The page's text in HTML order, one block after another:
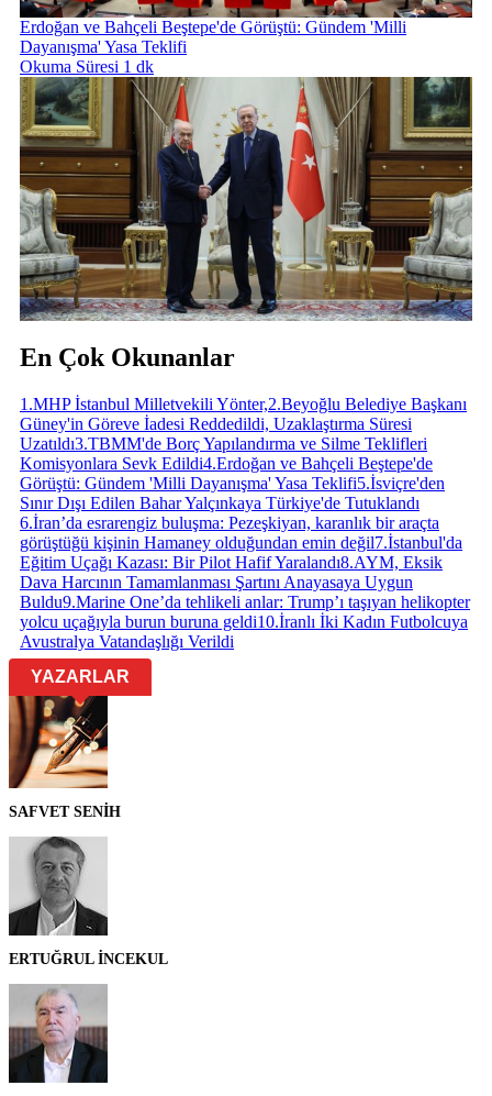
Erdoğan ve Bahçeli Beştepe'de Görüştü: Gündem 'Milli
Dayanışma' Yasa Teklifi
Okuma Süresi 1 dk
En Çok Okunanlar
1 .MHP İstanbul Milletvekili Yönter,2.Beyoğlu Belediye Başkanı
Güney'in Göreve İadesi Reddedildi, Uzaklaştırma Süresi
Uzatıldı3.TBMM'de Borç Yapılandırma ve Silme Teklifleri
Komisyonlara Sevk Edildi4.Erdoğan ve Bahçeli Beştepe'de
Görüştü: Gündem 'Milli Dayanışma' Yasa Teklifi5.İsviçre'den
Sınır Dışı Edilen Bahar Yalçınkaya Türkiye'de Tutuklandı
6.İran’da esrarengiz buluşma: Pezeşkiyan, karanlık bir araçta
görüştüğü kişinin Hamaney olduğundan emin değil7.İstanbul'da
Eğitim Uçağı Kazası: Bir Pilot Hafif Yaralandı8.AYM, Eksik
Dava Harcının Tamamlanması Şartını Anayasaya Uygun
Buldu9.Marine One’da tehlikeli anlar: Trump’ı taşıyan helikopter
yolcu uçağıyla burun buruna geldi10.İranlı İki Kadın Futbolcuya
Avustralya Vatandaşlığı Verildi
YAZARLAR
SAFVET SENİH
ERTUĞRUL İNCEKUL